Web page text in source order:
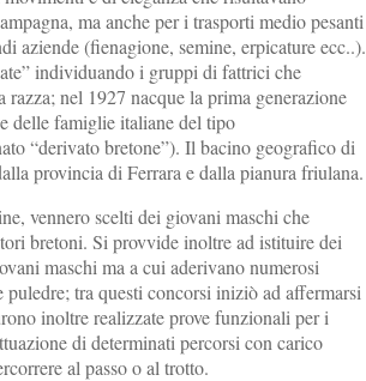
ma anche per i trasporti medio pesanti
aziende (fienagione, semine, erpicature ecc..).
individuando i gruppi di fattrici che
nel 1927 nacque la prima generazione
delle famiglie italiane del tipo
“derivato bretone”). Il bacino geografico di
provincia di Ferrara e dalla pianura friulana.
vennero scelti dei giovani maschi che
bretoni. Si provvide inoltre ad istituire dei
maschi ma a cui aderivano numerosi
tra questi concorsi iniziò ad affermarsi
inoltre realizzate prove funzionali per i
di determinati percorsi con carico
al passo o al trotto.